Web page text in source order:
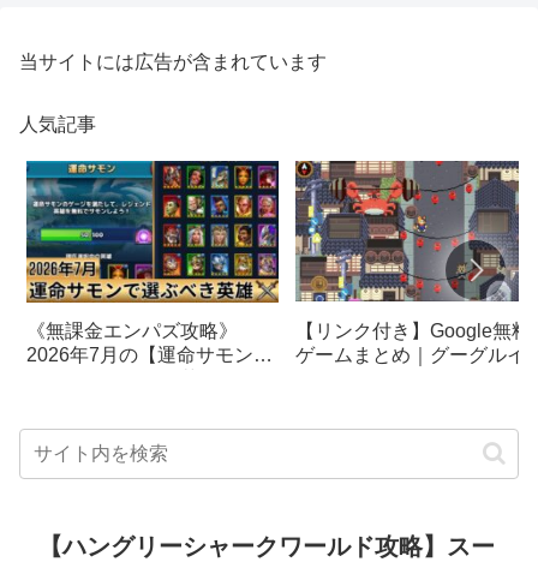
当サイトには広告が含まれています
人気記事
《無課金エンパズ攻略》
2026年7月の【運命サモン】
【リンク付き】Google無料
ゲームまとめ｜グーグルイ
クetc…
【ハングリーシャークワールド攻略】スー